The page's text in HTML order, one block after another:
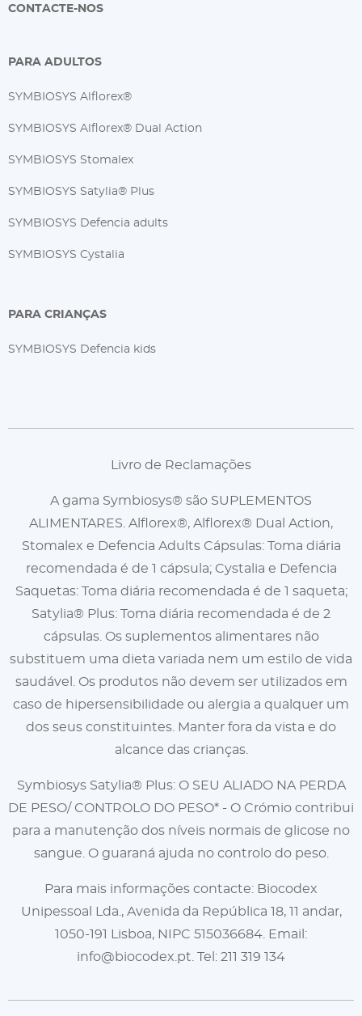
CONTACTE-NOS
PARA ADULTOS
SYMBIOSYS Alflorex®
SYMBIOSYS Alflorex® Dual Action
SYMBIOSYS Stomalex
SYMBIOSYS Satylia® Plus
SYMBIOSYS Defencia adults
SYMBIOSYS Cystalia
PARA CRIANÇAS
SYMBIOSYS Defencia kids
Livro de Reclamações
A gama Symbiosys® são SUPLEMENTOS
ALIMENTARES. Alflorex®, Alflorex® Dual Action,
Stomalex e Defencia Adults Cápsulas: Toma diária
recomendada é de 1 cápsula; Cystalia e Defencia
Saquetas: Toma diária recomendada é de 1 saqueta;
Satylia® Plus: Toma diária recomendada é de 2
cápsulas. Os suplementos alimentares não
substituem uma dieta variada nem um estilo de vida
saudável. Os produtos não devem ser utilizados em
caso de hipersensibilidade ou alergia a qualquer um
dos seus constituintes. Manter fora da vista e do
alcance das crianças.
Symbiosys Satylia® Plus: O SEU ALIADO NA PERDA
DE PESO/ CONTROLO DO PESO* - O Crómio contribui
para a manutenção dos níveis normais de glicose no
sangue. O guaraná ajuda no controlo do peso.
Para mais informações contacte: Biocodex
Unipessoal Lda., Avenida da República 18, 11 andar,
1050-191 Lisboa, NIPC 515036684. Email:
info@biocodex.pt. Tel: 211 319 134